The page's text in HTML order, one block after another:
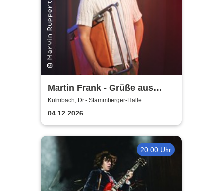
Martin Frank - Grüße aus
Allegro Süd
Kulmbach, Dr.- Stammberger-Halle
04.12.2026
20:00 Uhr